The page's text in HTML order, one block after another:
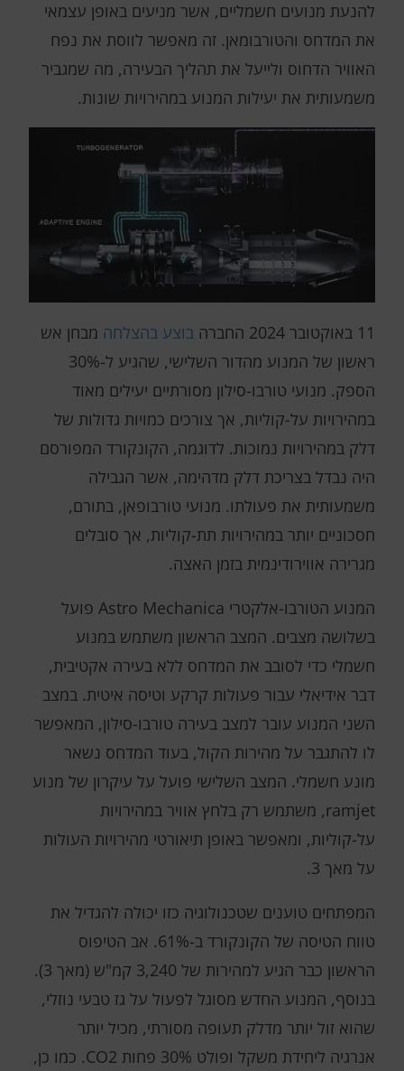
להנעת מנועים חשמליים, אשר מניעים באופן עצמאי
את המדחס והטורבומאן. זה מאפשר לווסת את נפח
האוויר הדחוס ולייעל את תהליך הבעירה, מה שמגביר
משמעותית את יעילות המנוע במהירויות שונות.
11 באוקטובר 2024 החברה בוצע בהצלחה מבחן אש
ראשון של המנוע מהדור השלישי, שהגיע ל-30%
הספק. מנועי טורבו-סילון מסורתיים יעילים מאוד
במהירויות על-קוליות, אך צורכים כמויות גדולות של
דלק במהירויות נמוכות. לדוגמה, הקונקורד המפורסם
היה נבדל בצריכת דלק מדהימה, אשר הגבילה
משמעותית את פעולתו. מנועי טורבופאן, בתורם,
חסכוניים יותר במהירויות תת-קוליות, אך סובלים
מגרירה אווירודינמית בזמן האצה.
המנוע הטורבו-אלקטרי Astro Mechanica פועל
בשלושה מצבים. המצב הראשון משתמש במנוע
חשמלי כדי לסובב את המדחס ללא בעירה אקטיבית,
דבר אידיאלי עבור פעולות קרקע וטיסה איטית. במצב
השני המנוע עובר למצב בעירה טורבו-סילון, המאפשר
לו להתגבר על מהירות הקול, בעוד המדחס נשאר
מונע חשמלי. המצב השלישי פועל על עיקרון של מנוע
ramjet, משתמש רק בלחץ אוויר במהירויות
על-קוליות, ומאפשר באופן תיאורטי מהירויות העולות
על מאך 3.
המפתחים טוענים שטכנולוגיה כזו יכולה להגדיל את
טווח הטיסה של הקונקורד ב-61%. אב הטיפוס
הראשון כבר הגיע למהירות של 3,240 קמ"ש (מאך 3).
בנוסף, המנוע החדש מסוגל לפעול על גז טבעי נוזלי,
שהוא זול יותר מדלק תעופה מסורתי, מכיל יותר
אנרגיה ליחידת משקל ופולט 30% פחות CO2. כמו כן,